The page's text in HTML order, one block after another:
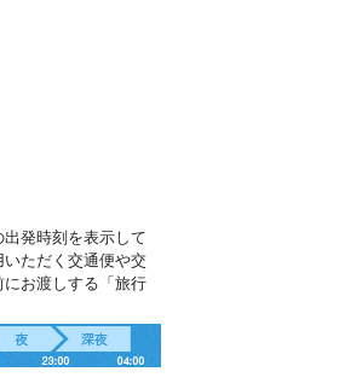
発時刻を表示して
ただく交通便や交
お渡しする「旅行